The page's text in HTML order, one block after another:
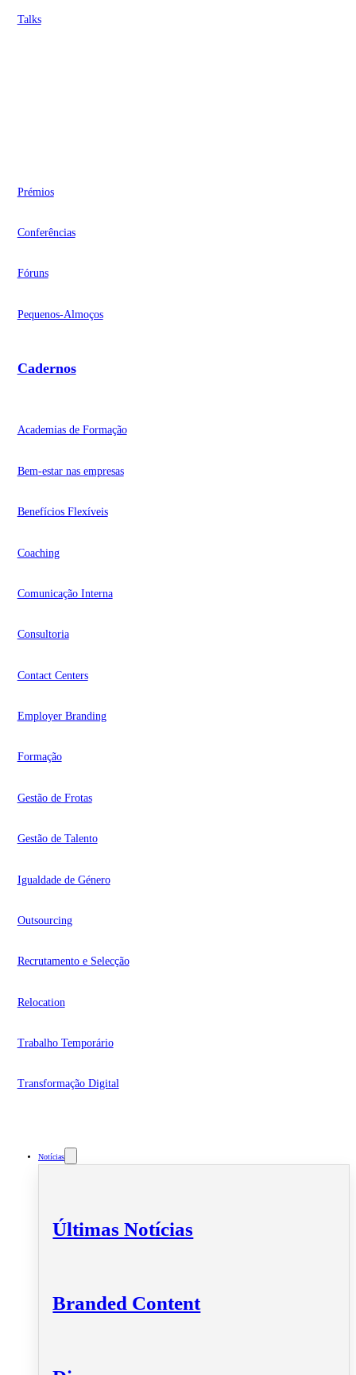
Talks
Prémios
Conferências
Fóruns
Pequenos-Almoços
Cadernos
Academias de Formação
Bem-estar nas empresas
Benefícios Flexíveis
Coaching
Comunicação Interna
Consultoria
Contact Centers
Employer Branding
Formação
Gestão de Frotas
Gestão de Talento
Igualdade de Género
Outsourcing
Recrutamento e Selecção
Relocation
Trabalho Temporário
Transformação Digital
Notícias
Últimas Notícias
Branded Content